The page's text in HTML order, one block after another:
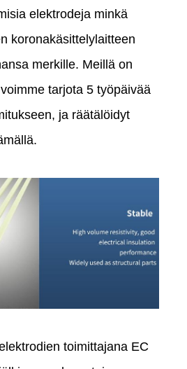
elektrodeja minkä
koronakäsittelylaitteen
merkille. Meillä on
tarjota 5 työpäivää
ja räätälöidyt
toimittajana EC